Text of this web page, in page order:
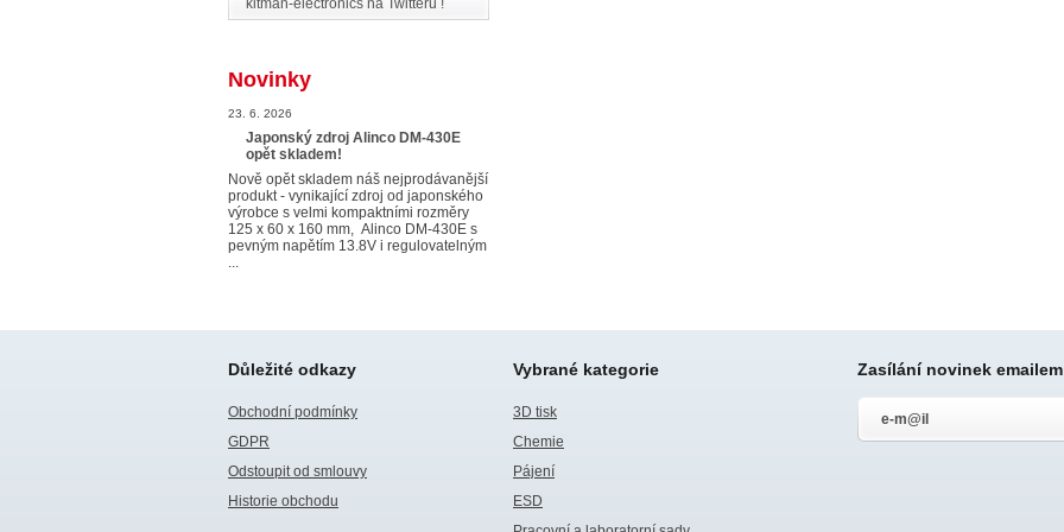
kitman-electronics na Twitteru !
Novinky
23. 6. 2026
Japonský zdroj Alinco DM-430E
opět skladem!
Nově opět skladem náš nejprodávanější
produkt - vynikající zdroj od japonského
výrobce s velmi kompaktními rozměry
125 x 60 x 160 mm, Alinco DM-430E s
pevným napětím 13.8V i regulovatelným
...
Důležité odkazy
Obchodní podmínky
GDPR
Odstoupit od smlouvy
Historie obchodu
Vybrané kategorie
3D tisk
Chemie
Pájení
ESD
Zasílání novinek emailem